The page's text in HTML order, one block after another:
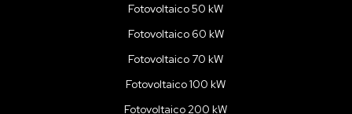
Fotovoltaico 50 kW
Fotovoltaico 60 kW
Fotovoltaico 70 kW
Fotovoltaico 100 kW
Fotovoltaico 200 kW